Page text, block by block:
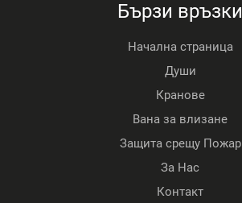
Бързи връзки
Начална страница
Души
Кранове
Вана за влизане
Защита срещу Пожар
За Нас
Контакт